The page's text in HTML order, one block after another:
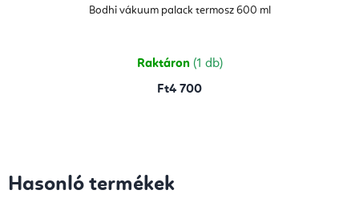
Bodhi vákuum palack termosz 600 ml
átlagos
értékelése
csillag.
Raktáron (1 db)
Ft4 700
Hasonló termékek